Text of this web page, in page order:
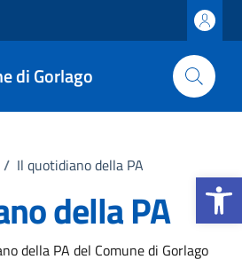
Apri la
di Gorlago
/ Il quotidiano della PA
della PA
della PA del Comune di Gorlago